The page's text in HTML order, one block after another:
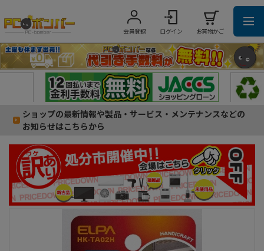
会員登録 ログイン お買物かご
ショップの最新情報や製品・サービス・メンテナンスなどの
お知らせはこちらから